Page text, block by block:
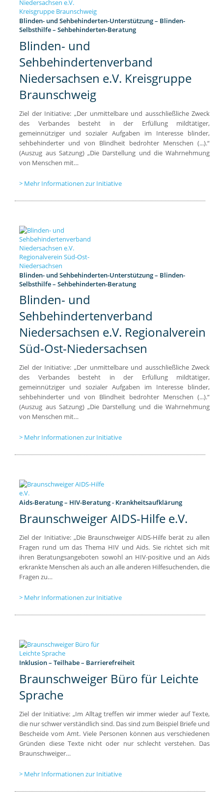
Blinden- und Sehbehinderten-Unterstützung – Blinden-
Selbsthilfe – Sehbehinderten-Beratung
Blinden- und
Sehbehindertenverband
Niedersachsen e.V. Kreisgruppe
Braunschweig
Ziel der Initiative: „Der unmittelbare und ausschließliche Zweck
des Verbandes besteht in der Erfüllung mildtätiger,
gemeinnütziger und sozialer Aufgaben im Interesse blinder,
sehbehinderter und von Blindheit bedrohter Menschen (...).“
(Auszug aus Satzung) „Die Darstellung und die Wahrnehmung
von Menschen mit…
Mehr Informationen zur Initiative
Blinden- und Sehbehinderten-Unterstützung – Blinden-
Selbsthilfe – Sehbehinderten-Beratung
Blinden- und
Sehbehindertenverband
Niedersachsen e.V. Regionalverein
Süd-Ost-Niedersachsen
Ziel der Initiative: „Der unmittelbare und ausschließliche Zweck
des Verbandes besteht in der Erfüllung mildtätiger,
gemeinnütziger und sozialer Aufgaben im Interesse blinder,
sehbehinderter und von Blindheit bedrohter Menschen (...).“
(Auszug aus Satzung) „Die Darstellung und die Wahrnehmung
von Menschen mit…
Mehr Informationen zur Initiative
Aids-Beratung – HIV-Beratung - Krankheitsaufklärung
Braunschweiger AIDS-Hilfe e.V.
Ziel der Initiative: „Die Braunschweiger AIDS-Hilfe berät zu allen
Fragen rund um das Thema HIV und Aids. Sie richtet sich mit
ihren Beratungsangeboten sowohl an HIV-positive und an Aids
erkrankte Menschen als auch an alle anderen Hilfesuchenden, die
Fragen zu…
Mehr Informationen zur Initiative
Inklusion – Teilhabe – Barrierefreiheit
Braunschweiger Büro für Leichte
Sprache
Ziel der Initiative: „Im Alltag treffen wir immer wieder auf Texte,
die nur schwer verständlich sind. Das sind zum Beispiel Briefe und
Bescheide vom Amt. Viele Personen können aus verschiedenen
Gründen diese Texte nicht oder nur schlecht verstehen. Das
Braunschweiger…
Mehr Informationen zur Initiative